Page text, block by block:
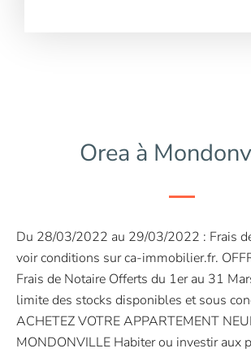
Orea à
Du 28/03/2022 au 29/03/2022 : Frais
voir conditions sur ca-immobilier.fr.
Frais de Notaire Offerts du 1er au 31
limite des stocks disponibles et sous
ACHETEZ VOTRE APPARTEMENT
MONDONVILLE Habiter ou investir aux